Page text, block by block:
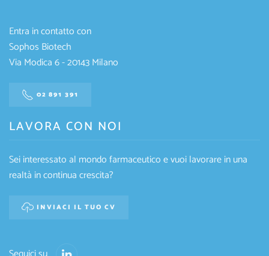
Entra in contatto con
Sophos Biotech
Via Modica 6 - 20143 Milano
02 891 391
LAVORA CON NOI
Sei interessato al mondo farmaceutico e vuoi lavorare in una
realtà in continua crescita?
INVIACI IL TUO CV